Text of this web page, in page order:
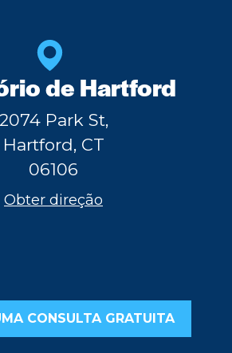
de Hartford
2074 Park St,
Hartford, CT
06106
Obter direção
CONSULTA GRATUITA